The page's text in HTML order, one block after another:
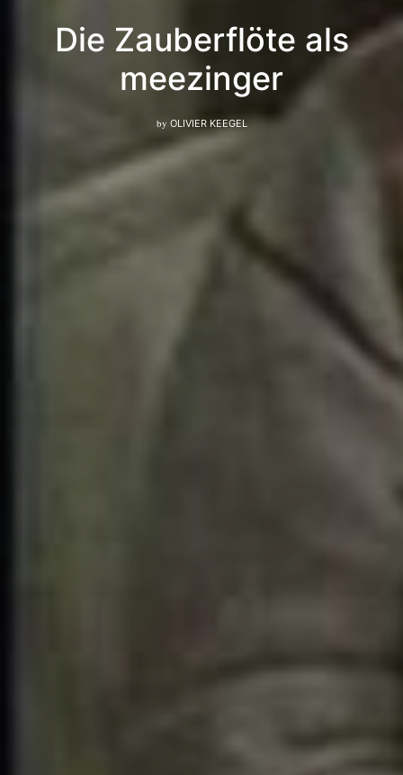
Die Zauberflöte als
meezinger
by OLIVIER KEEGEL